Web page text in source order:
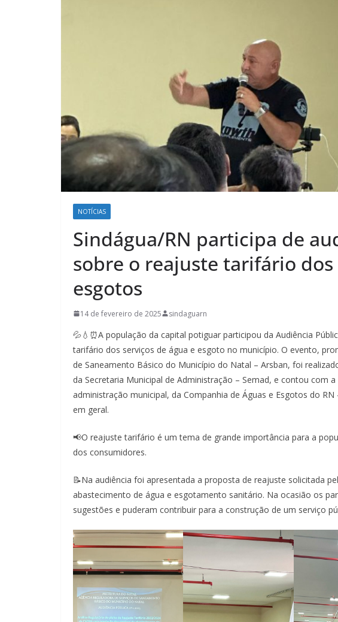
NOTÍCIAS
Sindágua/RN participa de
sobre o reajuste tarifário dos
esgotos
14 de fevereiro de 2025 sindaguarn
💦💧⏰A população da capital potiguar participou da Audiência
tarifário dos serviços de água e esgoto no município. O evento,
de Saneamento Básico do Município do Natal – Arsban, foi
da Secretaria Municipal de Administração – Semad, e contou com
administração municipal, da Companhia de Águas e Esgotos do
em geral.
📢O reajuste tarifário é um tema de grande importância para a
dos consumidores.
📝Na audiência foi apresentada a proposta de reajuste solicitada
abastecimento de água e esgotamento sanitário. Na ocasião os
sugestões e puderam contribuir para a construção de um serviço